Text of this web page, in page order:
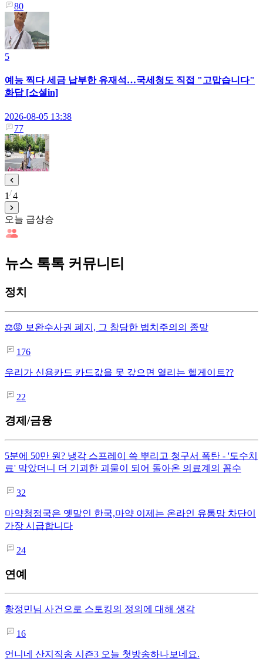
80
5
예능 찍다 세금 납부한 유재석…국세청도 직접 "고맙습니다"
화답 [소셜in]
2026-08-05 13:38
77
1 4
오늘 급상승
뉴스 톡톡 커뮤니티
정치
⚖️😡 보완수사권 폐지, 그 참담한 법치주의의 종말
176
우리가 신용카드 카드값을 못 갚으면 열리는 헬게이트??
22
경제/금융
5분에 50만 원? 냉각 스프레이 쓱 뿌리고 청구서 폭탄 - '도수치
료' 막았더니 더 기괴한 괴물이 되어 돌아온 의료계의 꼼수
32
마약청정국은 옛말인 한국,마약 이제는 온라인 유통망 차단이
가장 시급합니다
24
연예
황정민님 사건으로 스토킹의 정의에 대해 생각
16
언니네 산지직송 시즌3 오늘 첫방송하나보네요.